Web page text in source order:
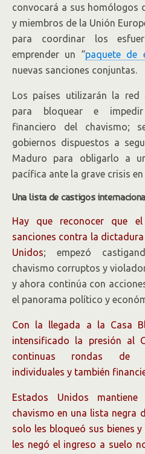
convocará a sus homólogos
y miembros de la Unión
para coordinar los
emprender un “paquete de
nuevas sanciones conjuntas.
Los países utilizarán la red
para bloquear e impedir
financiero del chavismo;
gobiernos dispuestos a
Maduro para obligarlo a
pacífica ante la grave crisis en
Una lista de castigos
Hay que reconocer que
sanciones contra la
Unidos; empezó
chavismo corruptos y
y ahora continúa con
el panorama político y
Con la llegada a la Casa
intensificado la presión al
continuas rondas de
individuales y también
Estados Unidos
chavismo en una lista negra
solo les bloqueó sus bienes
les negó el ingreso a suelo